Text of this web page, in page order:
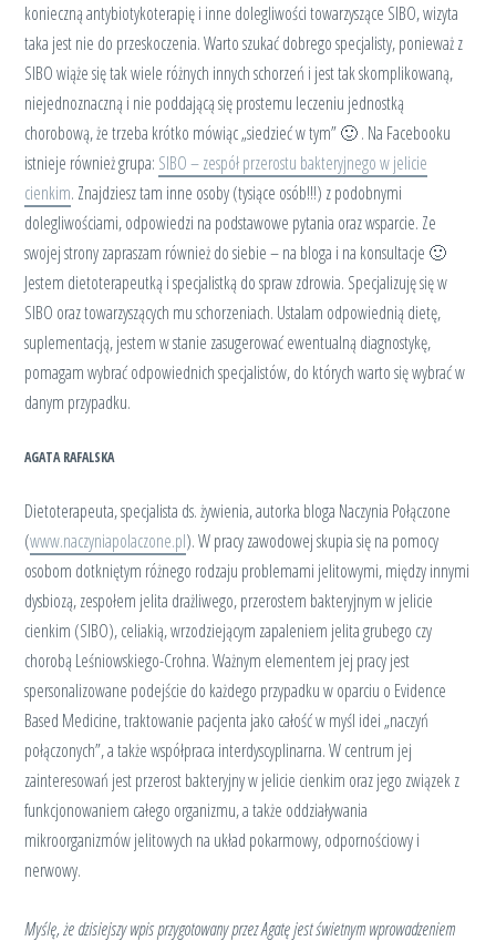
konieczną antybiotykoterapię i inne dolegliwości towarzyszące SIBO, wizyta
taka jest nie do przeskoczenia. Warto szukać dobrego specjalisty, ponieważ z
SIBO wiąże się tak wiele różnych innych schorzeń i jest tak skomplikowaną,
niejednoznaczną i nie poddającą się prostemu leczeniu jednostką
chorobową, że trzeba krótko mówiąc „siedzieć w tym” 🙂 . Na Facebooku
istnieje również grupa: SIBO – zespół przerostu bakteryjnego w jelicie
cienkim. Znajdziesz tam inne osoby (tysiące osób!!!) z podobnymi
dolegliwościami, odpowiedzi na podstawowe pytania oraz wsparcie. Ze
swojej strony zapraszam również do siebie – na bloga i na konsultacje 🙂
Jestem dietoterapeutką i specjalistką do spraw zdrowia. Specjalizuję się w
SIBO oraz towarzyszących mu schorzeniach. Ustalam odpowiednią dietę,
suplementacją, jestem w stanie zasugerować ewentualną diagnostykę,
pomagam wybrać odpowiednich specjalistów, do których warto się wybrać w
danym przypadku.
AGATA RAFALSKA
Dietoterapeuta, specjalista ds. żywienia, autorka bloga Naczynia Połączone
(www.naczyniapolaczone.pl). W pracy zawodowej skupia się na pomocy
osobom dotkniętym różnego rodzaju problemami jelitowymi, między innymi
dysbiozą, zespołem jelita drażliwego, przerostem bakteryjnym w jelicie
cienkim (SIBO), celiakią, wrzodziejącym zapaleniem jelita grubego czy
chorobą Leśniowskiego-Crohna. Ważnym elementem jej pracy jest
spersonalizowane podejście do każdego przypadku w oparciu o Evidence
Based Medicine, traktowanie pacjenta jako całość w myśl idei „naczyń
połączonych”, a także współpraca interdyscyplinarna. W centrum jej
zainteresowań jest przerost bakteryjny w jelicie cienkim oraz jego związek z
funkcjonowaniem całego organizmu, a także oddziaływania
mikroorganizmów jelitowych na układ pokarmowy, odpornościowy i
nerwowy.
Myślę, że dzisiejszy wpis przygotowany przez Agatę jest świetnym wprowadzeniem